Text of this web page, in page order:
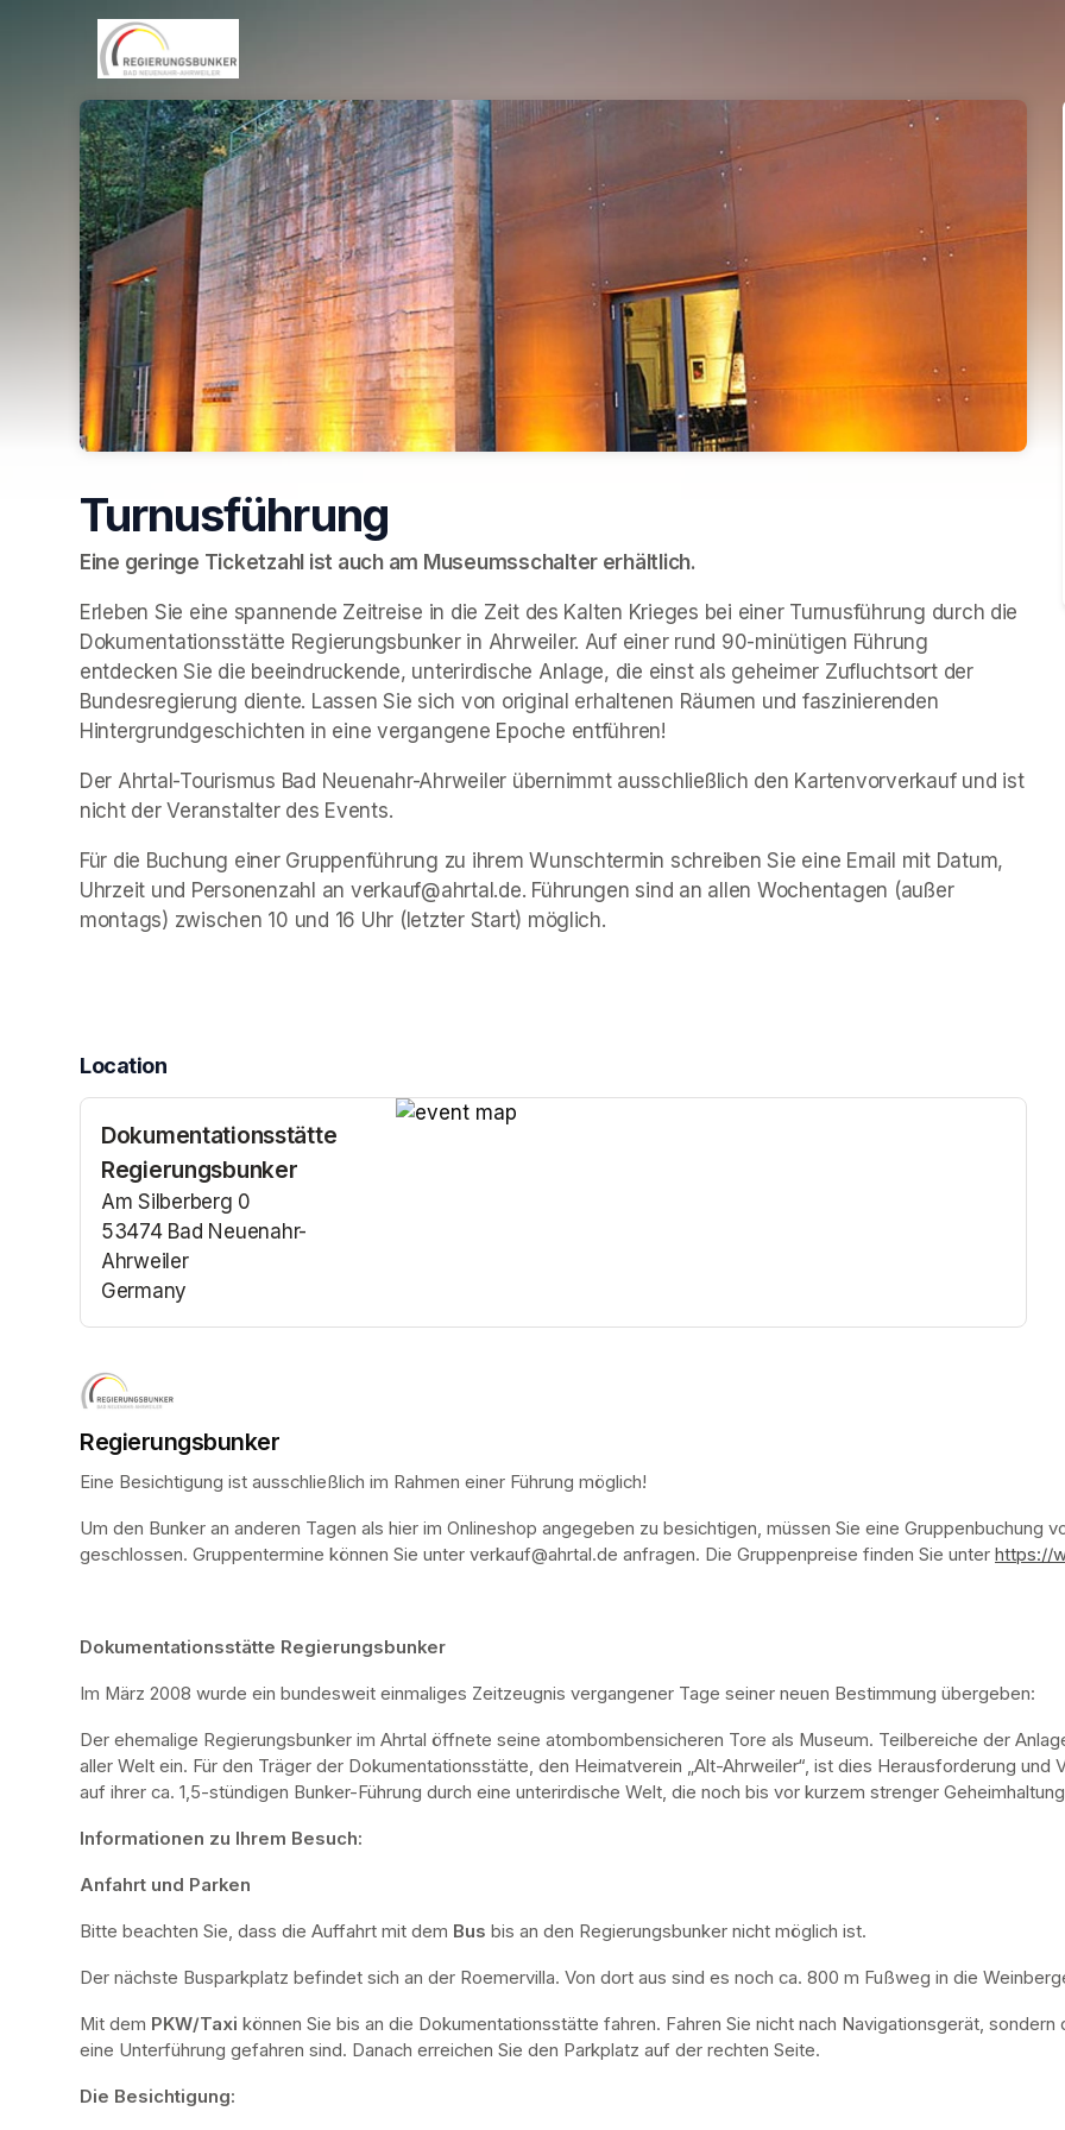
Skip header
Turnusführung
Eine geringe Ticketzahl ist auch am Museumsschalter erhältlich.
Erleben Sie eine spannende Zeitreise in die Zeit des Kalten Krieges bei einer Turnusführung durch die
Dokumentationsstätte Regierungsbunker in Ahrweiler. Auf einer rund 90-minütigen Führung
entdecken Sie die beeindruckende, unterirdische Anlage, die einst als geheimer Zufluchtsort der
Bundesregierung diente. Lassen Sie sich von original erhaltenen Räumen und faszinierenden
Hintergrundgeschichten in eine vergangene Epoche entführen!
Der Ahrtal-Tourismus Bad Neuenahr-Ahrweiler übernimmt ausschließlich den Kartenvorverkauf und ist
nicht der Veranstalter des Events.
Für die Buchung einer Gruppenführung zu ihrem Wunschtermin schreiben Sie eine Email mit Datum,
Uhrzeit und Personenzahl an verkauf@ahrtal.de. Führungen sind an allen Wochentagen (außer
montags) zwischen 10 und 16 Uhr (letzter Start) möglich.
Location
Dokumentationsstätte
Regierungsbunker
Am Silberberg 0
53474 Bad Neuenahr-
Ahrweiler
Germany
(opens in a new tab)
Regierungsbunker
Eine Besichtigung ist ausschließlich im Rahmen einer Führung möglich!
Um den Bunker an anderen Tagen als hier im Onlineshop angegeben zu besichtigen, müssen Sie eine Gruppenbuchung
geschlossen. Gruppentermine können Sie unter verkauf@ahrtal.de anfragen. Die Gruppenpreise finden Sie unter https://
Dokumentationsstätte Regierungsbunker
Im März 2008 wurde ein bundesweit einmaliges Zeitzeugnis vergangener Tage seiner neuen Bestimmung übergeben:
Der ehemalige Regierungsbunker im Ahrtal öffnete seine atombombensicheren Tore als Museum. Teilbereiche der
aller Welt ein. Für den Träger der Dokumentationsstätte, den Heimatverein „Alt-Ahrweiler“, ist dies Herausforderung
auf ihrer ca. 1,5-stündigen Bunker-Führung durch eine unterirdische Welt, die noch bis vor kurzem strenger
Informationen zu Ihrem Besuch:
Anfahrt und Parken
Bitte beachten Sie, dass die Auffahrt mit dem Bus bis an den Regierungsbunker nicht möglich ist.
Der nächste Busparkplatz befindet sich an der Roemervilla. Von dort aus sind es noch ca. 800 m Fußweg in die
Mit dem PKW/Taxi können Sie bis an die Dokumentationsstätte fahren. Fahren Sie nicht nach Navigationsgerät,
eine Unterführung gefahren sind. Danach erreichen Sie den Parkplatz auf der rechten Seite.
Die Besichtigung: